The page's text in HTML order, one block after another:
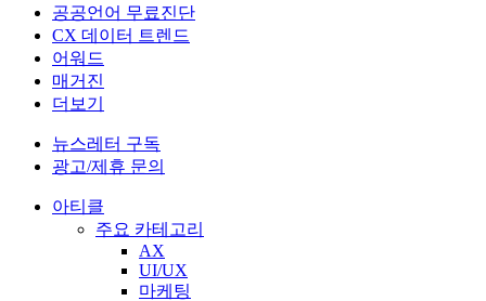
공공언어 무료진단
CX 데이터 트렌드
어워드
매거진
더보기
뉴스레터 구독
광고/제휴 문의
아티클
주요 카테고리
AX
UI/UX
마케팅